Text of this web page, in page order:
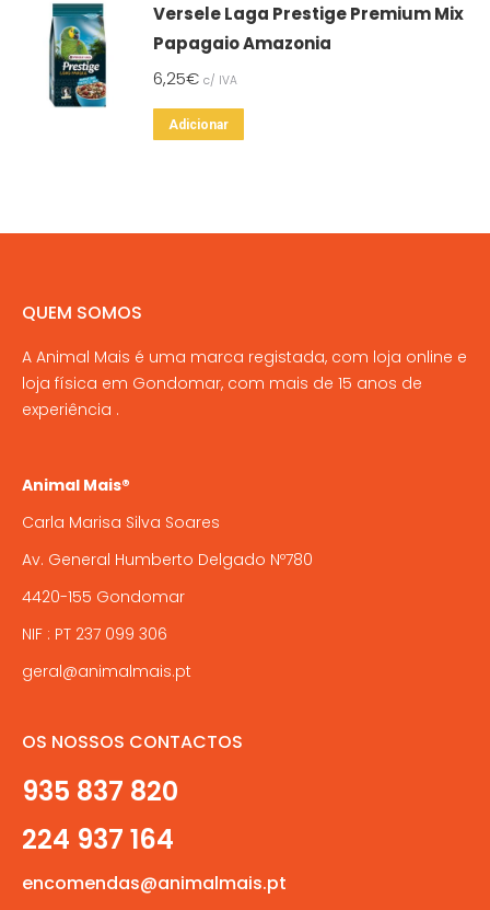
be
chosen
on
the
product
multiple
variants.
on
Versele Laga Prestige Premium Mix
Papagaio Amazonia
6,25€ c/ IVA
Adicionar
QUEM SOMOS
A Animal Mais é uma marca registada, com loja online e
loja física em Gondomar, com mais de 15 anos de
experiência .
Animal Mais®
Carla Marisa Silva Soares
Av. General Humberto Delgado Nº780
4420-155 Gondomar
NIF : PT 237 099 306
geral@animalmais.pt
OS NOSSOS CONTACTOS
935 837 820
224 937 164
encomendas@animalmais.pt